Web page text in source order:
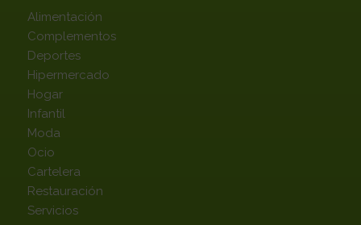
Alimentación
Complementos
Deportes
Hipermercado
Hogar
Infantil
Moda
Ocio
Cartelera
Restauración
Servicios